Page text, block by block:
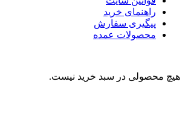
راهنمای خرید
پیگیری سفارش
محصولات عمده
هیچ محصولی در سبد خرید نیست.